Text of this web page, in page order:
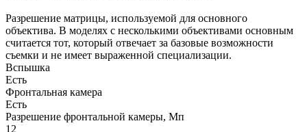
Разрешение матрицы, используемой для основного
объектива. В моделях с несколькими объективами основным
считается тот, который отвечает за базовые возможности
съемки и не имеет выраженной специализации.
Вспышка
Есть
Фронтальная камера
Есть
Разрешение фронтальной камеры, Мп
12